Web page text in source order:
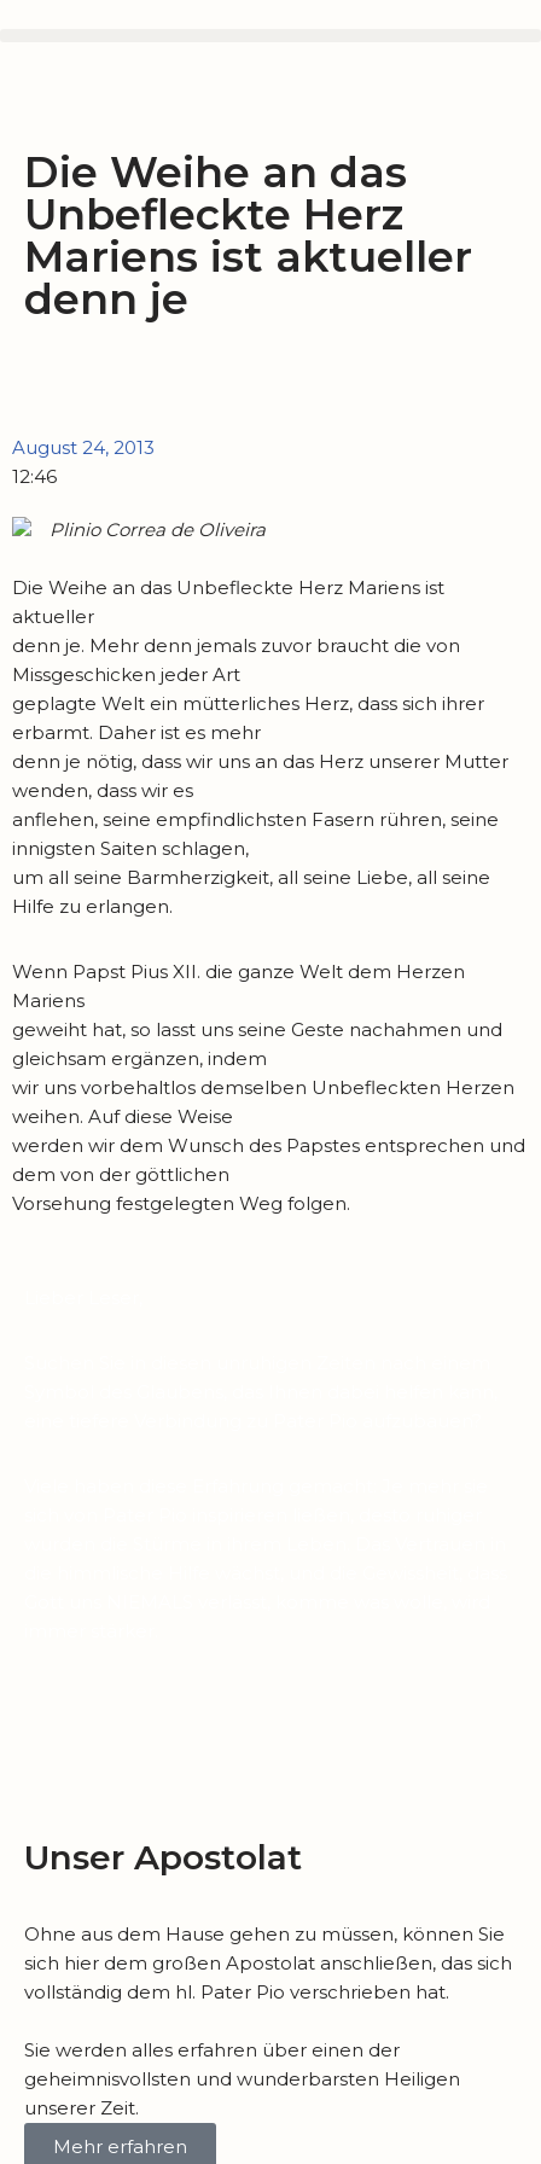
Die Weihe an das
Unbefleckte Herz
Mariens ist aktueller
denn je
August 24, 2013
12:46
Plinio Correa de Oliveira
Die Weihe an das Unbefleckte Herz Mariens ist
aktueller
denn je. Mehr denn jemals zuvor braucht die von
Missgeschicken jeder Art
geplagte Welt ein mütterliches Herz, dass sich ihrer
erbarmt. Daher ist es mehr
denn je nötig, dass wir uns an das Herz unserer Mutter
wenden, dass wir es
anflehen, seine empfindlichsten Fasern rühren, seine
innigsten Saiten schlagen,
um all seine Barmherzigkeit, all seine Liebe, all seine
Hilfe zu erlangen.
Wenn Papst Pius XII. die ganze Welt dem Herzen
Mariens
geweiht hat, so lasst uns seine Geste nachahmen und
gleichsam ergänzen, indem
wir uns vorbehaltlos demselben Unbefleckten Herzen
weihen. Auf diese Weise
werden wir dem Wunsch des Papstes entsprechen und
dem von der göttlichen
Vorsehung festgelegten Weg folgen.
Unser Apostolat
Ohne aus dem Hause gehen zu müssen, können Sie
sich hier dem großen Apostolat anschließen, das sich
vollständig dem hl. Pater Pio verschrieben hat.
Sie werden alles erfahren über einen der
geheimnisvollsten und wunderbarsten Heiligen
unserer Zeit.
Mehr erfahren